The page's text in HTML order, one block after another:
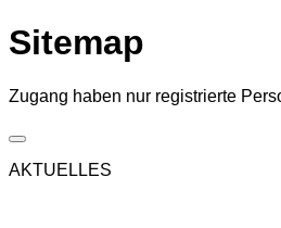
Sitemap
Zugang haben nur registrierte
AKTUELLES